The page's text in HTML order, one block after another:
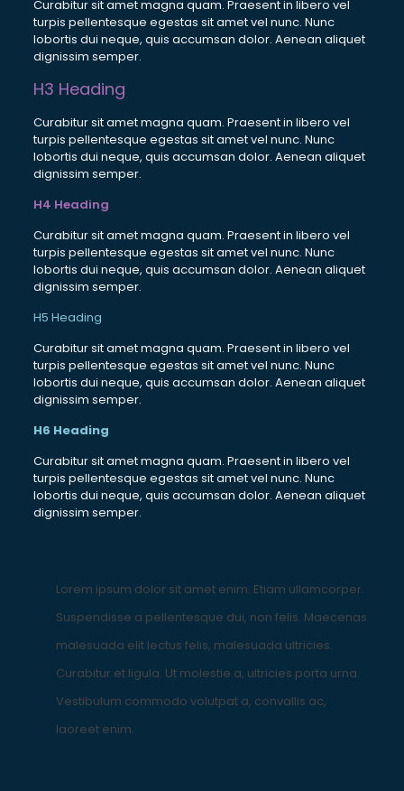
Curabitur sit amet magna quam. Praesent in libero vel
turpis pellentesque egestas sit amet vel nunc. Nunc
lobortis dui neque, quis accumsan dolor. Aenean aliquet
dignissim semper.
H3 Heading
Curabitur sit amet magna quam. Praesent in libero vel
turpis pellentesque egestas sit amet vel nunc. Nunc
lobortis dui neque, quis accumsan dolor. Aenean aliquet
dignissim semper.
H4 Heading
Curabitur sit amet magna quam. Praesent in libero vel
turpis pellentesque egestas sit amet vel nunc. Nunc
lobortis dui neque, quis accumsan dolor. Aenean aliquet
dignissim semper.
H5 Heading
Curabitur sit amet magna quam. Praesent in libero vel
turpis pellentesque egestas sit amet vel nunc. Nunc
lobortis dui neque, quis accumsan dolor. Aenean aliquet
dignissim semper.
H6 Heading
Curabitur sit amet magna quam. Praesent in libero vel
turpis pellentesque egestas sit amet vel nunc. Nunc
lobortis dui neque, quis accumsan dolor. Aenean aliquet
dignissim semper.
Lorem ipsum dolor sit amet enim. Etiam ullamcorper.
Suspendisse a pellentesque dui, non felis. Maecenas
malesuada elit lectus felis, malesuada ultricies.
Curabitur et ligula. Ut molestie a, ultricies porta urna.
Vestibulum commodo volutpat a, convallis ac,
laoreet enim.